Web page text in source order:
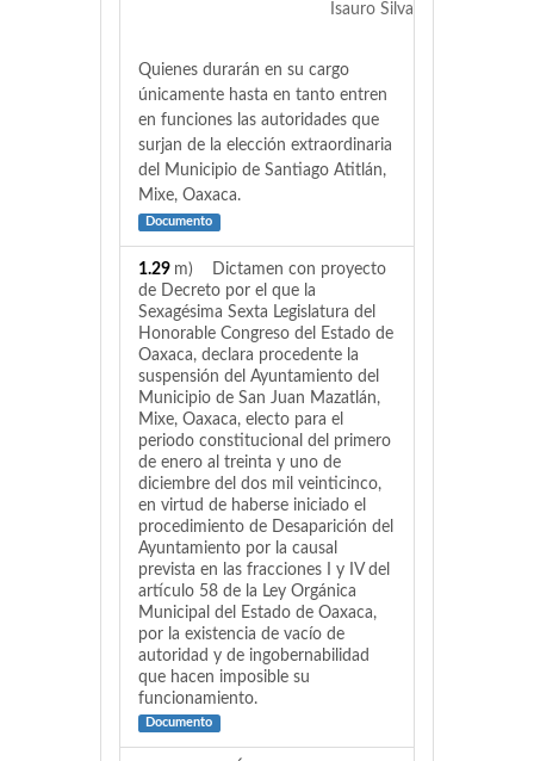
Isauro Silva
Quienes durarán en su cargo
únicamente hasta en tanto entren
en funciones las autoridades que
surjan de la elección extraordinaria
del Municipio de Santiago Atitlán,
Mixe, Oaxaca.
Documento
1.29 m) Dictamen con proyecto
de Decreto por el que la
Sexagésima Sexta Legislatura del
Honorable Congreso del Estado de
Oaxaca, declara procedente la
suspensión del Ayuntamiento del
Municipio de San Juan Mazatlán,
Mixe, Oaxaca, electo para el
periodo constitucional del primero
de enero al treinta y uno de
diciembre del dos mil veinticinco,
en virtud de haberse iniciado el
procedimiento de Desaparición del
Ayuntamiento por la causal
prevista en las fracciones I y IV del
artículo 58 de la Ley Orgánica
Municipal del Estado de Oaxaca,
por la existencia de vacío de
autoridad y de ingobernabilidad
que hacen imposible su
funcionamiento.
Documento